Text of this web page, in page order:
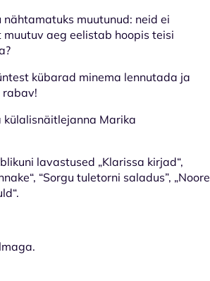
muutunud: neid ei
aeg eelistab hoopis teisi
kübarad minema lennutada ja
rabav!
külalisnäitlejanna Marika
lavastused „Klarissa kirjad“,
“Sorgu tuletorni saladus”, „Noore